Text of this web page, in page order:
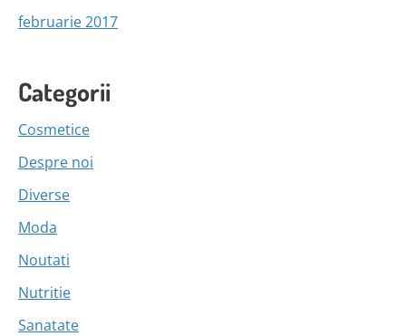
februarie 2017
Categorii
Cosmetice
Despre noi
Diverse
Moda
Noutati
Nutritie
Sanatate